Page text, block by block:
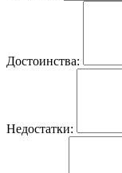
Достоинства:
Недостатки: